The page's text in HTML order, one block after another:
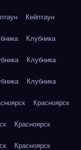
Кейптаун
Клубника
Клубника
Клубника
Красноярск
Красноярск
Красноярск